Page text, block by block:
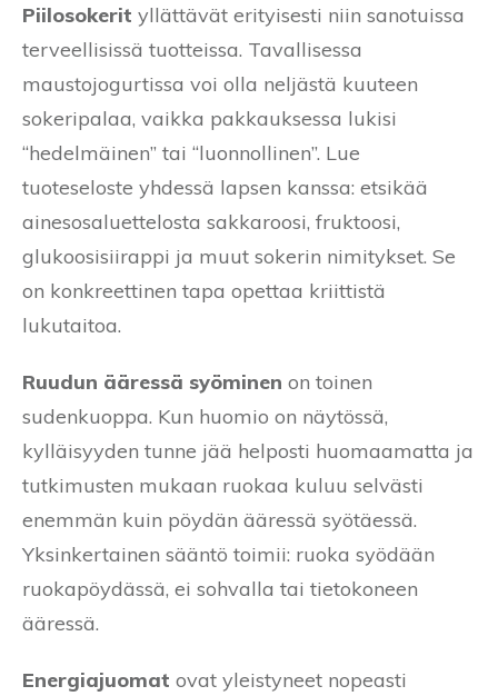
Piilosokerit yllättävät erityisesti niin sanotuissa
terveellisissä tuotteissa. Tavallisessa
maustojogurtissa voi olla neljästä kuuteen
sokeripalaa, vaikka pakkauksessa lukisi
“hedelmäinen” tai “luonnollinen”. Lue
tuoteseloste yhdessä lapsen kanssa: etsikää
ainesosaluettelosta sakkaroosi, fruktoosi,
glukoosisiirappi ja muut sokerin nimitykset. Se
on konkreettinen tapa opettaa kriittistä
lukutaitoa.
Ruudun ääressä syöminen on toinen
sudenkuoppa. Kun huomio on näytössä,
kylläisyyden tunne jää helposti huomaamatta ja
tutkimusten mukaan ruokaa kuluu selvästi
enemmän kuin pöydän ääressä syötäessä.
Yksinkertainen sääntö toimii: ruoka syödään
ruokapöydässä, ei sohvalla tai tietokoneen
ääressä.
Energiajuomat ovat yleistyneet nopeasti